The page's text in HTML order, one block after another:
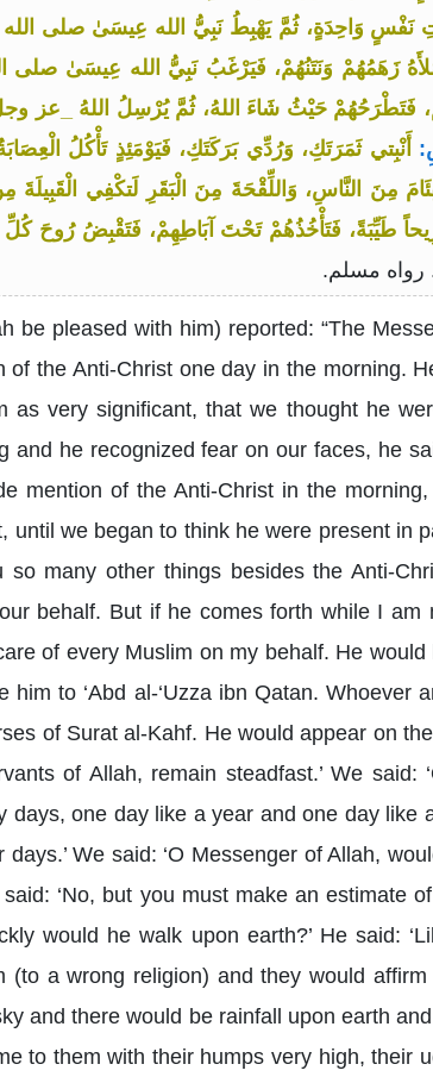
وَاحِدَةٍ، ثُمَّ يَهْبِطُ نَبِيُّ الله عِيسَىٰ صلى الله
زَهَمُهُمْ وَنَتَنُهُمْ، فَيَرْغَبُ نَبِيُّ الله عِيسَىٰ صلى
فَتَطْرَحُهُمْ حَيْثُ شَاءَ اللهُ، ثُمَّ يُرْسِلُ اللهُ _عز
أَنْبِتي ثَمَرَتَكِ، وَرُدِّي بَرَكَتَكِ، فَيَوْمَئِذٍ تَأْكُلُ
مِنَ النَّاسِ، وَاللِّقْحَةَ مِنَ الْبَقَرِ لَتكْفِي
رِيحاً طَيِّبَةً، فَتَأْخُذُهُمْ تَحْتَ آبَاطِهِمْ، فَتَقْبِضُ رُوحَ
رواه مسلم.
be pleased with him) reported: “The
the Anti-Christ one day in the morning.
as very significant, that we thought he
he recognized fear on our faces, he
mention of the Anti-Christ in the
until we began to think he were present in
so many other things besides the Anti-
behalf. But if he comes forth while I am
of every Muslim on my behalf. He
to ‘Abd al-‘Uzza ibn Qatan. Whoever
of Surat al-Kahf. He would appear on
of Allah, remain steadfast.’ We said:
days, one day like a year and one day
We said: ‘O Messenger of Allah,
‘No, but you must make an estimate
would he walk upon earth?’ He said:
(to a wrong religion) and they would
and there would be rainfall upon earth
to them with their humps very high, their